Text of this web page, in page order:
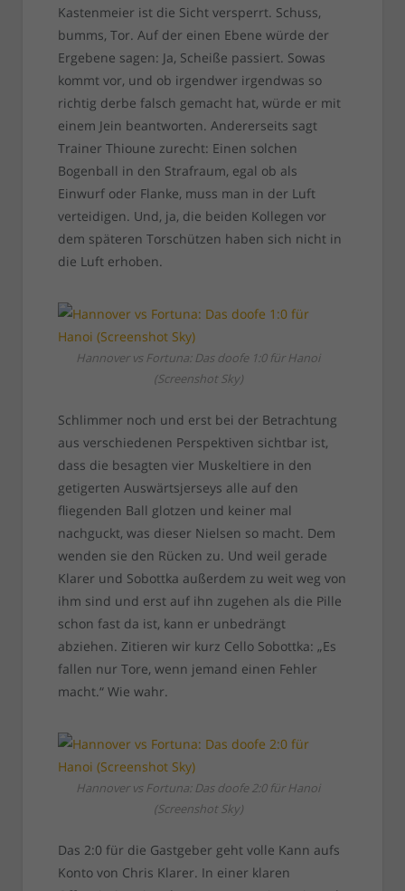
Kastenmeier ist die Sicht versperrt. Schuss,
bumms, Tor. Auf der einen Ebene würde der
Ergebene sagen: Ja, Scheiße passiert. Sowas
kommt vor, und ob irgendwer irgendwas so
richtig derbe falsch gemacht hat, würde er mit
einem Jein beantworten. Andererseits sagt
Trainer Thioune zurecht: Einen solchen
Bogenball in den Strafraum, egal ob als
Einwurf oder Flanke, muss man in der Luft
verteidigen. Und, ja, die beiden Kollegen vor
dem späteren Torschützen haben sich nicht in
die Luft erhoben.
Hannover vs Fortuna: Das doofe 1:0 für Hanoi
(Screenshot Sky)
Schlimmer noch und erst bei der Betrachtung
aus verschiedenen Perspektiven sichtbar ist,
dass die besagten vier Muskeltiere in den
getigerten Auswärtsjerseys alle auf den
fliegenden Ball glotzen und keiner mal
nachguckt, was dieser Nielsen so macht. Dem
wenden sie den Rücken zu. Und weil gerade
Klarer und Sobottka außerdem zu weit weg von
ihm sind und erst auf ihn zugehen als die Pille
schon fast da ist, kann er unbedrängt
abziehen. Zitieren wir kurz Cello Sobottka: „Es
fallen nur Tore, wenn jemand einen Fehler
macht.“ Wie wahr.
Hannover vs Fortuna: Das doofe 2:0 für Hanoi
(Screenshot Sky)
Das 2:0 für die Gastgeber geht volle Kann aufs
Konto von Chris Klarer. In einer klaren